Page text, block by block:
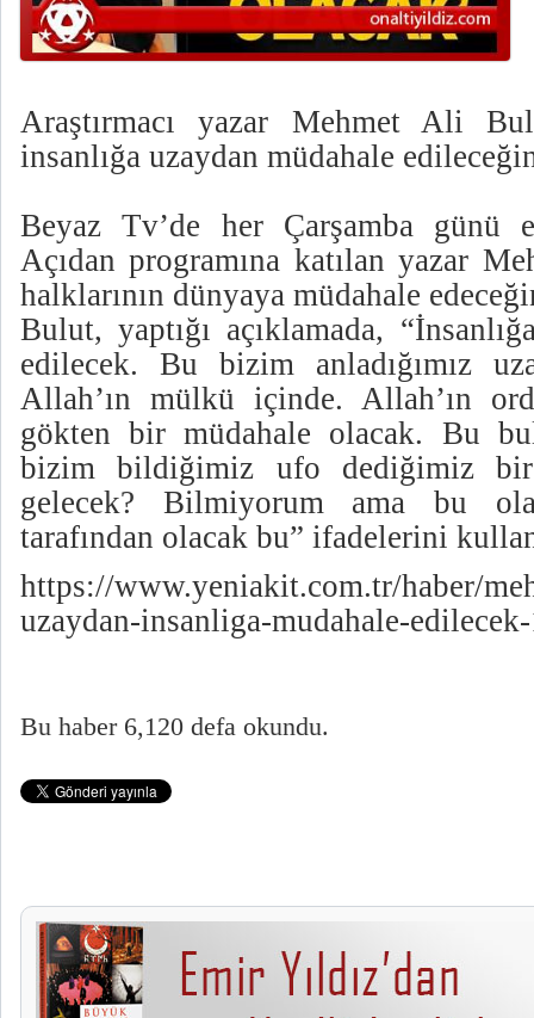
Araştırmacı yazar Mehmet Ali
insanlığa uzaydan müdahale
Beyaz Tv’de her Çarşamba günü
Açıdan programına katılan yazar
halklarının dünyaya müdahale
Bulut, yaptığı açıklamada,
edilecek. Bu bizim anladığımız
Allah’ın mülkü içinde. Allah’ın
gökten bir müdahale olacak. Bu
bizim bildiğimiz ufo dediğimiz
gelecek? Bilmiyorum ama bu
tarafından olacak bu” ifadelerini
https://www.yeniakit.com.tr/haber/
uzaydan-insanliga-mudahale-
Bu haber 6,120 defa okundu.